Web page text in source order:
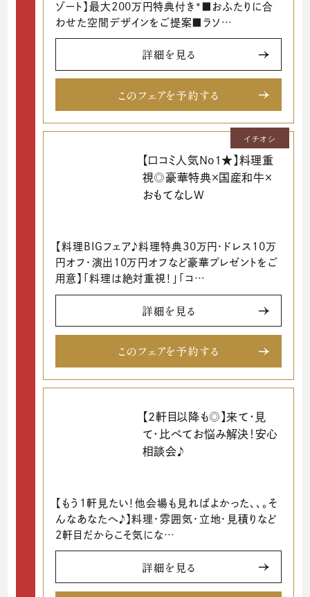
ゾート】最大200万円特典付き*■おふたりに合
わせた空間デザインをご提案■ラソ…
詳細を見る
このフェアを予約する
イチオシ
【口コミ人気No1★】料理重
視◎豪華特典×国産和牛×
おもてなしW
【料理BIGフェア♪料理特典30万円・ドレス10万
円オフ・演出10万円オフなど豪華プレゼントをご
用意】「料理は絶対重視！」「コ…
詳細を見る
このフェアを予約する
【2軒目以降も◎】来て・見
て・比べてお悩み解決！安心
相談会♪
【もう1軒見たい！他会場も見ればよかった、、。そ
んなあなたへ♪】料理・雰囲気・立地・見積りなど
2軒目だからこそ気にな…
詳細を見る